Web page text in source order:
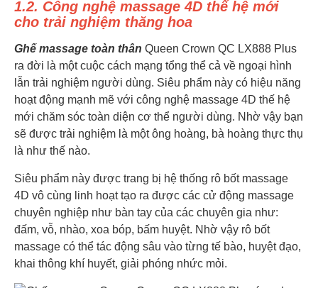
1.2. Công nghệ massage 4D thế hệ mới
cho trải nghiệm thăng hoa
Ghế massage toàn thân Queen Crown QC LX888 Plus
ra đời là một cuộc cách mạng tổng thể cả về ngoại hình
lẫn trải nghiệm người dùng. Siêu phẩm này có hiệu năng
hoạt động mạnh mẽ với công nghệ massage 4D thế hệ
mới chăm sóc toàn diện cơ thể người dùng. Nhờ vậy bạn
sẽ được trải nghiệm là một ông hoàng, bà hoàng thực thụ
là như thế nào.
Siêu phẩm này được trang bị hệ thống rô bốt massage
4D vô cùng linh hoạt tạo ra được các cử động massage
chuyên nghiệp như bàn tay của các chuyên gia như:
đấm, vỗ, nhào, xoa bóp, bấm huyệt. Nhờ vậy rô bốt
massage có thể tác động sâu vào từng tế bào, huyệt đạo,
khai thông khí huyết, giải phóng nhức mỏi.